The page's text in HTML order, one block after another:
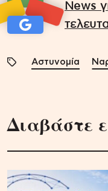
News
Αστυνομία
Διαβάστε